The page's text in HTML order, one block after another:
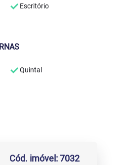
Escritório
Quintal
Cód. imóvel: 7032